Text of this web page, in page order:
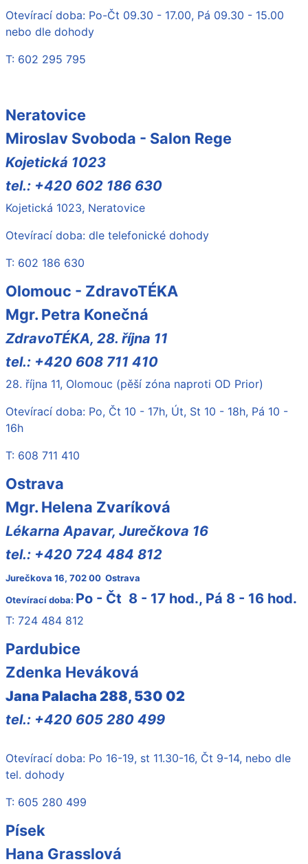
Otevírací doba: Po-Čt 09.30 - 17.00, Pá 09.30 - 15.00
nebo dle dohody
T: 602 295 795
Neratovice
Miroslav Svoboda - Salon Rege
Kojetická 1023
tel.: +420 602 186 630
Kojetická 1023, Neratovice
Otevírací doba: dle telefonické dohody
T: 602 186 630
Olomouc - ZdravoTÉKA
Mgr. Petra Konečná
ZdravoTÉKA, 28. října 11
tel.: +420 608 711 410
28. října 11, Olomouc (pěší zóna naproti OD Prior)
Otevírací doba: Po, Čt 10 - 17h, Út, St 10 - 18h, Pá 10 -
16h
T: 608 711 410
Ostrava
Mgr. Helena Zvaríková
Lékarna Apavar, Jurečkova 16
tel.: +420 724 484 812
Jurečkova 16, 702 00 Ostrava
Otevírací doba: Po - Čt 8 - 17 hod., Pá 8 - 16 hod.
T: 724 484 812
Pardubice
Zdenka Heváková
Jana Palacha 288, 530 02
tel.: +420 605 280 499
Otevírací doba: Po 16-19, st 11.30-16, Čt 9-14, nebo dle
tel. dohody
T: 605 280 499
Písek
Hana Grasslová